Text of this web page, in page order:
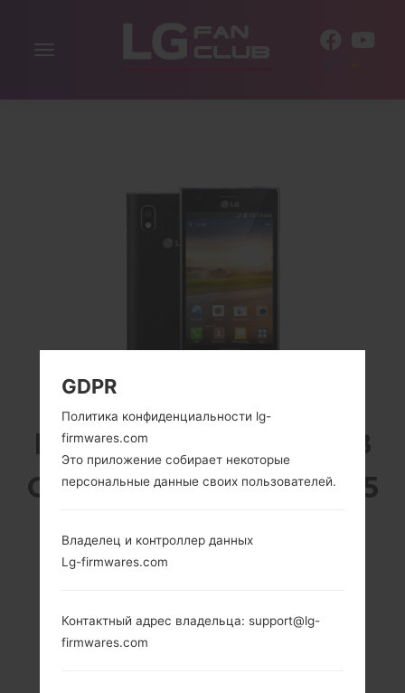
Включить
LG E615F (LGE615F) ИЗ
СЕРИИ LG OPTIMUS L5
DUAL
4.0 in (~60.6%
GDPR
Политика конфиденциальности lg-
firmwares.com
Это приложение собирает некоторые
персональные данные своих пользователей.
Владелец и контроллер данных
Lg-firmwares.com
Контактный адрес владельца: support@lg-
firmwares.com